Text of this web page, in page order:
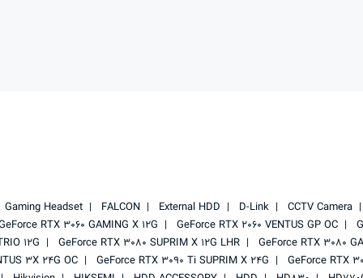
CCTV Camera
D-Link
External HDD
FALCON
Gaming Headset
GeForce RTX 2060 VENTUS GP OC
RTX 3060 GAMING X 12G
GeForce RTX 3080
GeForce RTX 3080 SUPRIM X 12G LHR
12G
GeForce RTX
GeForce RTX 3090 Ti SUPRIM X 24G
3X 24G OC